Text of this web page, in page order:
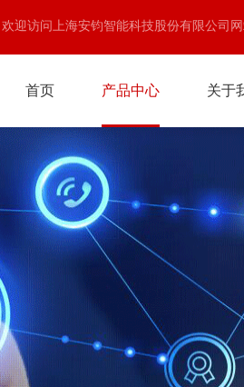
欢迎访问上海安钧智能科技股份有限公司
首页 产品中心 关于